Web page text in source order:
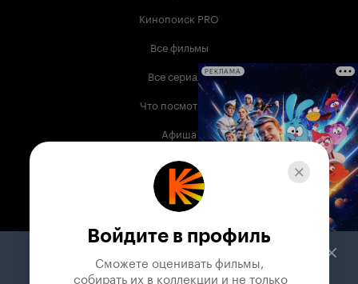
Кинопоиск PRO
Все фильмы
Все сериалы
Что посмотреть
Афиша
Музыка
Телепрограмма
Служба поддержки
РЕКЛАМА
Войдите в профиль
Сможете оценивать фильмы,
собирать их в коллекции и не только